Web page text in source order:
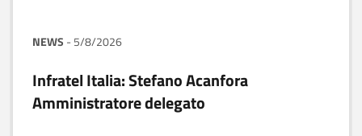
NEWS - 5/8/2026
Infratel Italia: Stefano Acanfora
Amministratore delegato